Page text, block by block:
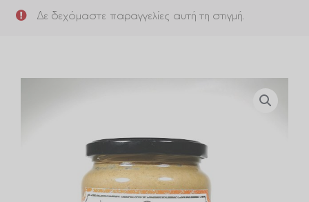
Δε δεχόμαστε παραγγελίες αυτή τη στιγμή.